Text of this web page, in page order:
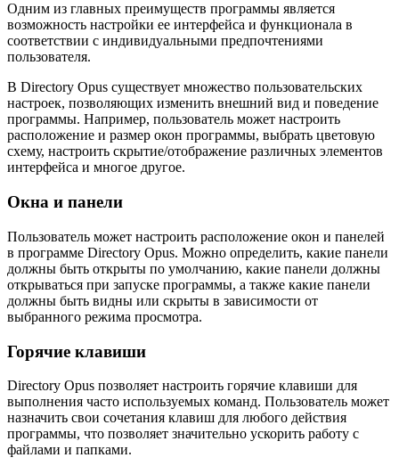
Одним из главных преимуществ программы является
возможность настройки ее интерфейса и функционала в
соответствии с индивидуальными предпочтениями
пользователя.
В Directory Opus существует множество пользовательских
настроек, позволяющих изменить внешний вид и поведение
программы. Например, пользователь может настроить
расположение и размер окон программы, выбрать цветовую
схему, настроить скрытие/отображение различных элементов
интерфейса и многое другое.
Окна и панели
Пользователь может настроить расположение окон и панелей
в программе Directory Opus. Можно определить, какие панели
должны быть открыты по умолчанию, какие панели должны
открываться при запуске программы, а также какие панели
должны быть видны или скрыты в зависимости от
выбранного режима просмотра.
Горячие клавиши
Directory Opus позволяет настроить горячие клавиши для
выполнения часто используемых команд. Пользователь может
назначить свои сочетания клавиш для любого действия
программы, что позволяет значительно ускорить работу с
файлами и папками.